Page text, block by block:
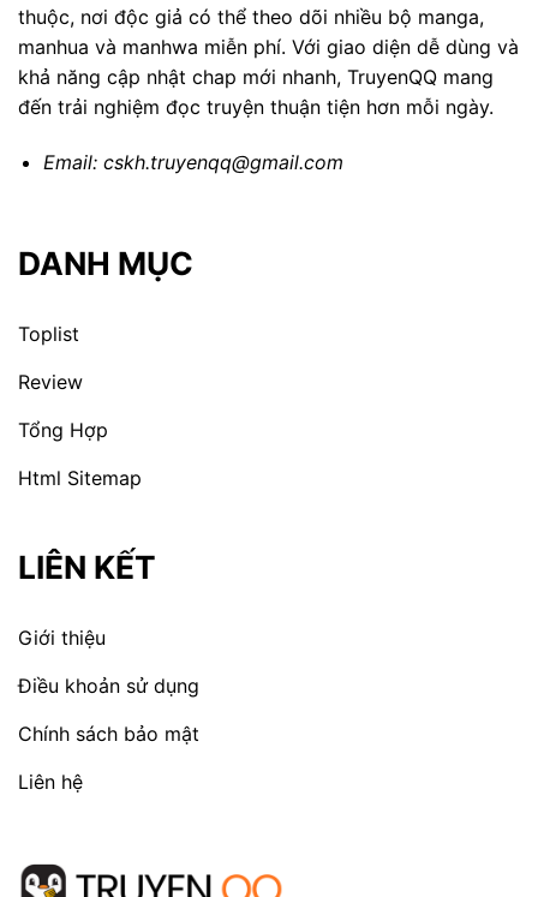
thuộc, nơi độc giả có thể theo dõi nhiều bộ manga,
manhua và manhwa miễn phí. Với giao diện dễ dùng và
khả năng cập nhật chap mới nhanh, TruyenQQ mang
đến trải nghiệm đọc truyện thuận tiện hơn mỗi ngày.
Email: cskh.truyenqq@gmail.com
DANH MỤC
Toplist
Review
Tổng Hợp
Html Sitemap
LIÊN KẾT
Giới thiệu
Điều khoản sử dụng
Chính sách bảo mật
Liên hệ